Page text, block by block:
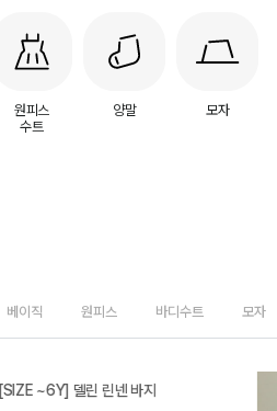
원피스
수트
양말 모자
베이직 원피스 바디수트 모자
[SIZE ~6Y] 델린 린넨 바지